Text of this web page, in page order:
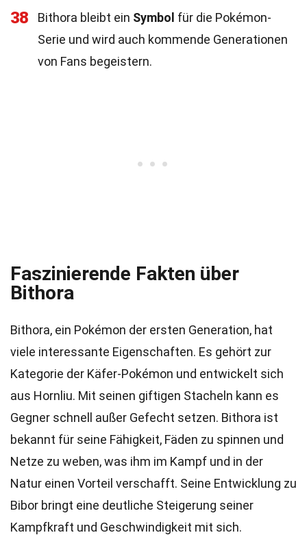
38 Bithora bleibt ein Symbol für die Pokémon-
Serie und wird auch kommende Generationen
von Fans begeistern.
Faszinierende Fakten über
Bithora
Bithora, ein Pokémon der ersten Generation, hat
viele interessante Eigenschaften. Es gehört zur
Kategorie der Käfer-Pokémon und entwickelt sich
aus Hornliu. Mit seinen giftigen Stacheln kann es
Gegner schnell außer Gefecht setzen. Bithora ist
bekannt für seine Fähigkeit, Fäden zu spinnen und
Netze zu weben, was ihm im Kampf und in der
Natur einen Vorteil verschafft. Seine Entwicklung zu
Bibor bringt eine deutliche Steigerung seiner
Kampfkraft und Geschwindigkeit mit sich.